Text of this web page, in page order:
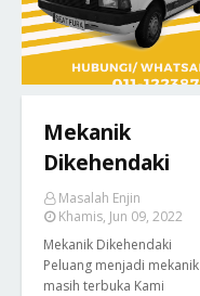
Mekanik
Dikehendaki
Masalah Enjin
Khamis, Jun 09, 2022
Mekanik Dikehendaki
Peluang menjadi mekanik
masih terbuka Kami